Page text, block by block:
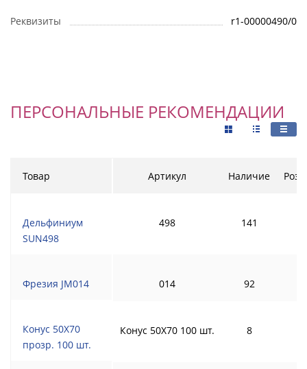
Реквизиты r1-00000490/0
ПЕРСОНАЛЬНЫЕ РЕКОМЕНДАЦИИ
Товар
Дельфиниум
SUN498
Фрезия JM014
Конус 50Х70
прозр. 100 шт.
Артикул Наличие
498 141
014 92
Конус 50Х70 100 шт. 8